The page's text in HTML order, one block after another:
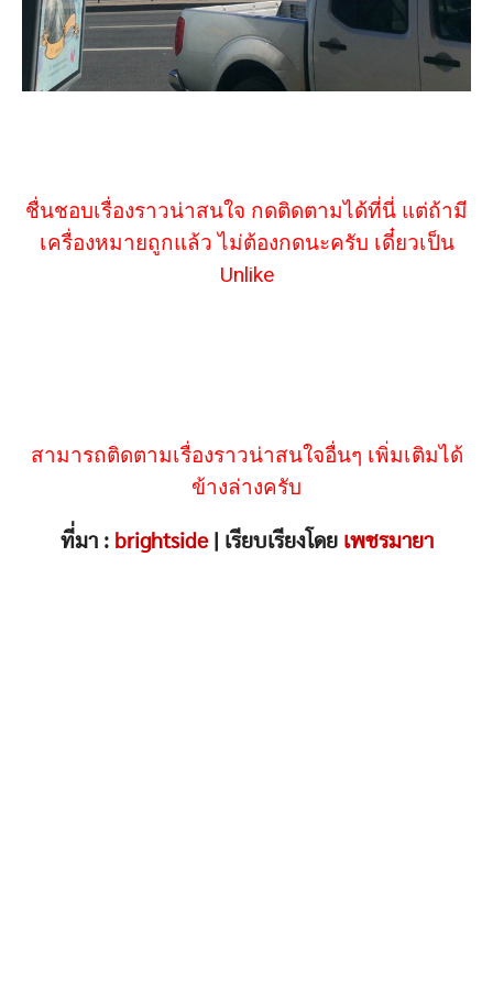
ชื่นชอบเรื่องราวน่าสนใจ กดติดตามได้ที่นี่ แต่ถ้ามี
เครื่องหมายถูกแล้ว ไม่ต้องกดนะครับ เดี๋ยวเป็น
Unlike
สามารถติดตามเรื่องราวน่าสนใจอื่นๆ เพิ่มเติมได้
ข้างล่างครับ
ที่มา : brightside| เรียบเรียงโดย เพชรมายา